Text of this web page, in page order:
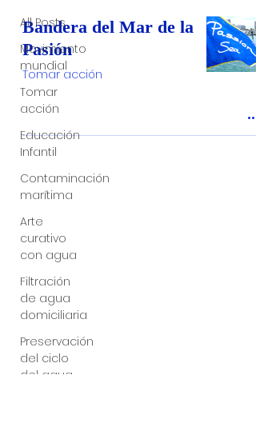
All Posts
Movimiento
mundial
Tomar
acción
Educación
Infantil
Contaminación
marítima
Arte
curativo
con agua
Filtración
de agua
domiciliaria
Preservación
del ciclo
del agua
Bandera del Mar de la
Pasión
Tomar acción